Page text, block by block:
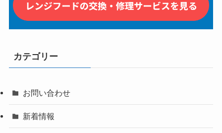
カテゴリー
お問い合わせ
新着情報